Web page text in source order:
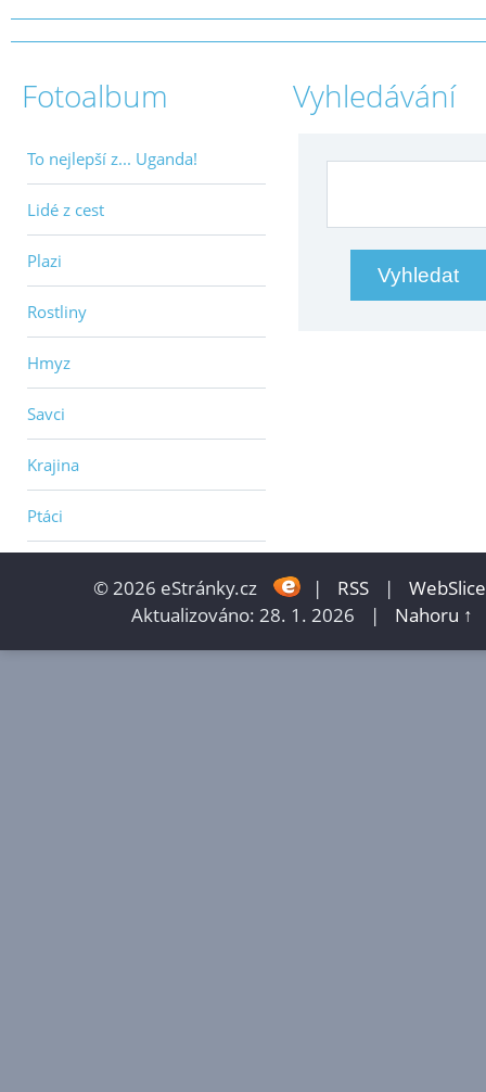
Fotoalbum
To nejlepší z... Uganda!
Lidé z cest
Plazi
Rostliny
Hmyz
Savci
Krajina
Ptáci
Vyhledávání
© 2026 eStránky.cz | RSS |
WebSlice
Aktualizováno: 28. 1. 2026
| Nahoru ↑